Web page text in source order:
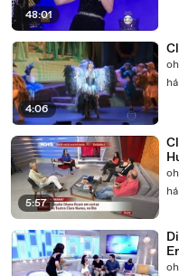
48:01
4:06
5:57